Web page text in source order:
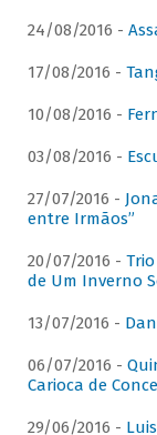
24/08/2016 -
17/08/2016 -
10/08/2016 -
03/08/2016 -
27/07/2016 -
entre Irmãos”
20/07/2016 -
de Um Inverno
13/07/2016 -
06/07/2016 -
Carioca de
29/06/2016 -